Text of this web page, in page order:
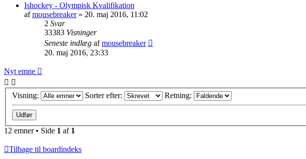
Ishockey - Olympisk Kvalifikation
afmousebreaker» 20. maj 2016, 11:02
2 Svar
33383 Visninger
Seneste indlæg afmousebreaker
20. maj 2016, 23:33
Nyt emne
Visning: Sorter efter: Retning:
12 emner • Side 1 af 1
Tilbage til boardindeks